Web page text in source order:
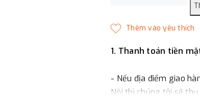
1. Thanh toán tiền
- Nếu địa điểm giao
Nội thì chúng tôi sẽ